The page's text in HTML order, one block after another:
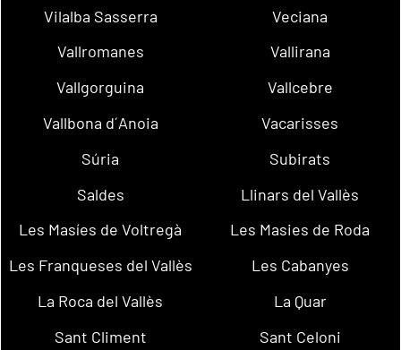
Vilalba Sasserra
Veciana
Vallromanes
Vallirana
Vallgorguina
Vallcebre
Vallbona d´Anoia
Vacarisses
Súria
Subirats
Saldes
Llinars del Vallès
Les Masíes de Voltregà
Les Masies de Roda
Les Franqueses del Vallès
Les Cabanyes
La Roca del Vallès
La Quar
Sant Climent
Sant Celoni